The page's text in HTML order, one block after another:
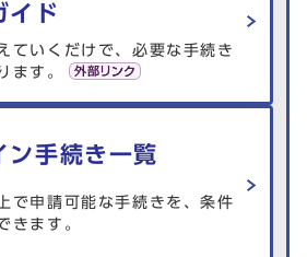
イド
ていくだけで、必要な手続き
ます。
ン手続き一覧
で申請可能な手続きを、条件
きます。